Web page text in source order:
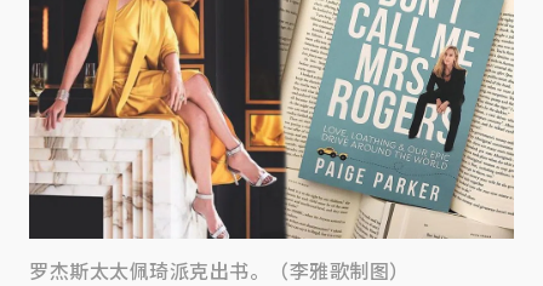
罗杰斯太太佩琦派克出书。（李雅歌制图）